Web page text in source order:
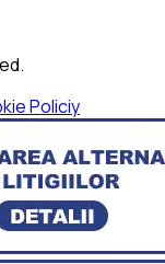
Policiy